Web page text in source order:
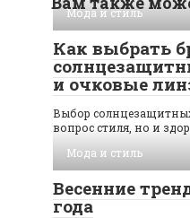
Мода и стиль
Как выбрать
и очковые
Выбор
вопрос стиля, но и
Мода и стиль
Весенние
года